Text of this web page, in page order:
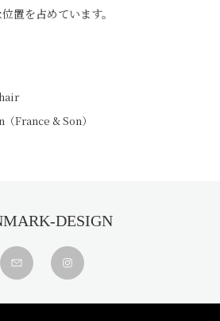
置を占めています。
France & Son）
DESIGN